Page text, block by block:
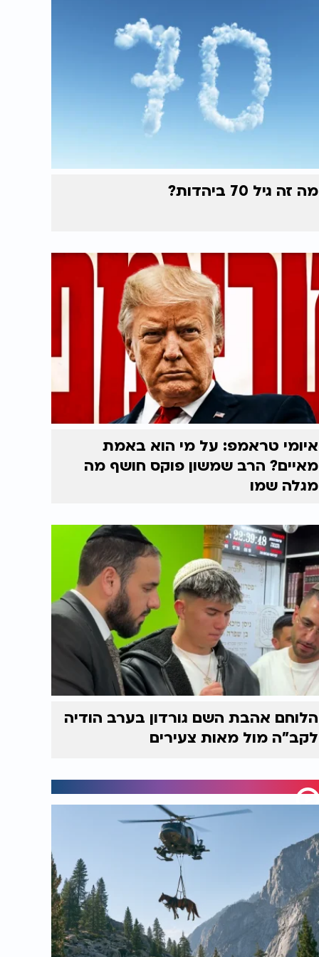
מה זה גיל 70 ביהדות?
איומי טראמפ: על מי הוא באמת
מאיים? הרב שמשון פוקס חושף מה
מגלה שמו
הלוחם אהבת השם גורדון בערב הודיה
לקב"ה מול מאות צעירים